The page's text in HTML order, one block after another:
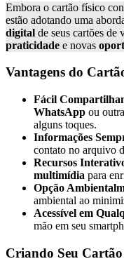
Embora o cartão físico
estão adotando uma
digital de seus cartões de
praticidade e novas
Vantagens do
Fácil
WhatsApp ou
alguns toques.
Informações
contato no arquivo
Recursos
multimídia para
Opção
ambiental ao
Acessível em
mão em seu
Criando Seu